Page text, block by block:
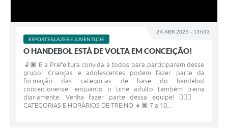
24 ABR 2025 - 13h33
ESPORTES,LAZER E JUVENTUDE
O HANDEBOL ESTÁ DE VOLTA EM CONCEIÇÃO!
🤾🏿 E a Prefeitura convida a todos para participarem desse
grupo! Crianças e adolescentes podem fazer parte da
formação das categorias de base do handebol
conceicionense, enquanto o time adulto também treina
diariamente. Venha fazer parte dessa equipe! 🤾🏻‍♀️
CATEGORIAS E HORÁRIOS DE TREINO 👧🏾 7 a 10...